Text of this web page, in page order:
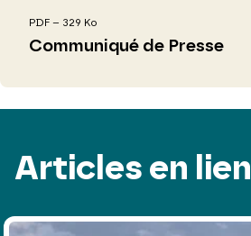
PDF – 329 Ko
Communiqué de Presse
Articles en lien